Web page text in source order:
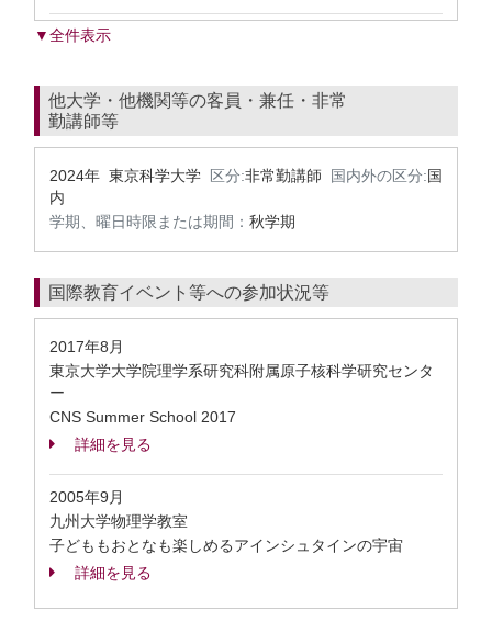
▼全件表示
他大学・他機関等の客員・兼任・非常
勤講師等
2024年 東京科学大学 区分:非常勤講師 国内外の区分:国
内
学期、曜日時限または期間： 秋学期
国際教育イベント等への参加状況等
2017年8月
東京大学大学院理学系研究科附属原子核科学研究センタ
ー
CNS Summer School 2017
詳細を見る
2005年9月
九州大学物理学教室
子どももおとなも楽しめるアインシュタインの宇宙
詳細を見る